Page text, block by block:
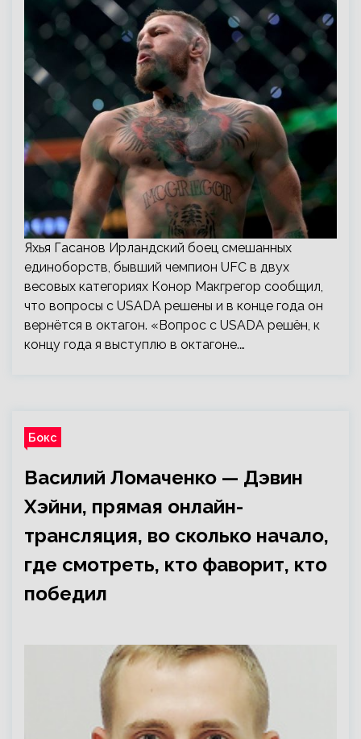
Яхья Гасанов Ирландский боец смешанных
единоборств, бывший чемпион UFC в двух
весовых категориях Конор Макгрегор сообщил,
что вопросы с USADA решены и в конце года он
вернётся в октагон. «Вопрос с USADA решён, к
концу года я выступлю в октагоне.…
Бокс
Василий Ломаченко — Дэвин
Хэйни, прямая онлайн-
трансляция, во сколько начало,
где смотреть, кто фаворит, кто
победил